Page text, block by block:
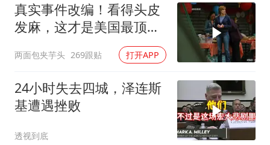
真实事件改编！看得头皮
发麻，这才是美国最顶级
两面包夹芋头 269跟贴 打开APP
24小时失去四城，泽连斯
基遭遇挫败
透视到底